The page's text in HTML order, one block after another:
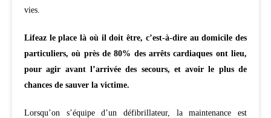
vies.
Lifeaz le place là où il doit être, c’est-à-dire au domicile des
particuliers, où près de 80% des arrêts cardiaques ont lieu,
pour agir avant l’arrivée des secours, et avoir le plus de
chances de sauver la victime.
Lorsqu’on s’équipe d’un défibrillateur, la maintenance est